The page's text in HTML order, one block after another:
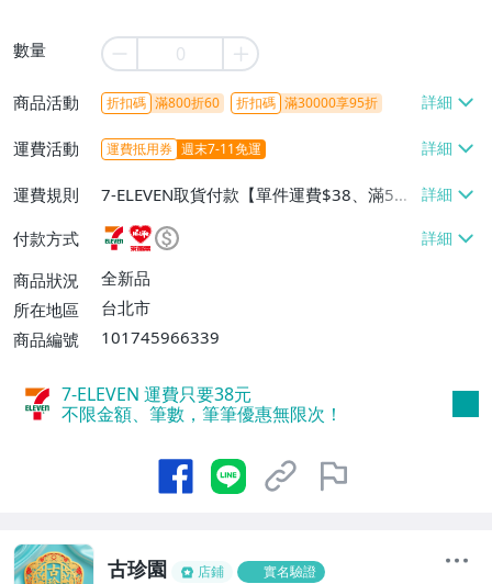
數量
商品活動 折扣碼 滿800折60 折扣碼 滿30000享95折
運費活動 運費抵用券 週末7-11免運
運費規則
7-ELEVEN取貨付款【單件運費$38、滿5件
或消費滿$1299免運費】、7-ELEVEN取貨
不付款【免運費】、萊爾富取貨付款【單件
運費$60、滿5件或消費滿$1299免運
費】、宅配/貨運【單件運費$120、滿5件
付款方式
商品狀況
全新品
所在地區
台北市
商品編號
101745966339
7-ELEVEN 運費只要38元
不限金額、筆數，筆筆優惠無限次！
古珍園 店鋪 實名驗證